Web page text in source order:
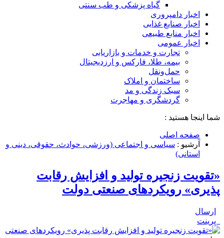
گیاه پزشکی و طب سنتی
اخبار دامپروری
اخبار صنایع غذایی
اخبار منابع طبیعی
اخبار عمومی
تجارت و خدمات و بازاریابی
بیمه، طلا، فارکس و ارزدیجیتال
حمل‌و‌نقل
ساختمان و املاک
سبک زندگی و مد
گردشگری و مهاجرت
شما اینجا هستید :
صفحه اصلی
آرشیو : سیاسی و اجتماعی (ورزشی، حوادث، حقوقی، دینی و
استانی)
«تقویت زنجیره تولید و افزایش رقابت
پذیری» رویکردهای صنعتی دولت
ارسال
پرینت